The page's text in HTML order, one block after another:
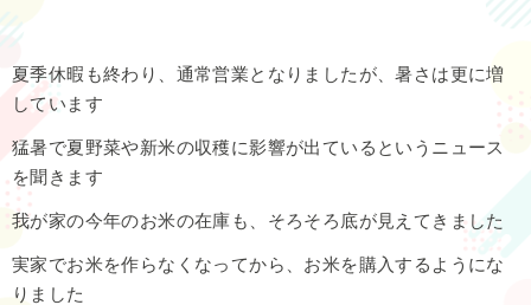
夏季休暇も終わり、通常営業となりましたが、暑さは更に増
しています
猛暑で夏野菜や新米の収穫に影響が出ているというニュース
を聞きます
我が家の今年のお米の在庫も、そろそろ底が見えてきました
実家でお米を作らなくなってから、お米を購入するようにな
りました